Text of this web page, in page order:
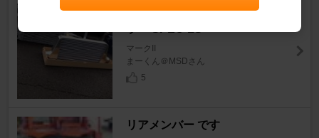
TRUST GReddy インタークー
マークII
まーくん＠MSDさん
5
リアメンバー です